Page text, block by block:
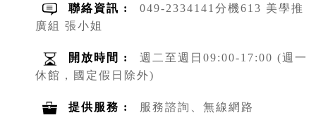
聯絡資訊 :
049-2334141分機613 美學推
廣組 張小姐
開放時間 :
週二至週日09:00-17:00 (週一
休館，國定假日除外)
提供服務 : 服務諮詢、無線網路